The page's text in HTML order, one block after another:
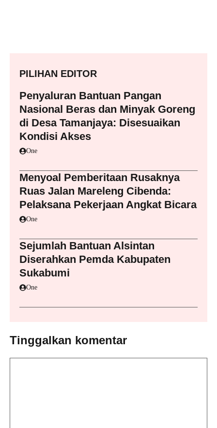
PILIHAN EDITOR
Penyaluran Bantuan Pangan
Nasional Beras dan Minyak Goreng
di Desa Tamanjaya: Disesuaikan
Kondisi Akses
One
Menyoal Pemberitaan Rusaknya
Ruas Jalan Mareleng Cibenda:
Pelaksana Pekerjaan Angkat Bicara
One
Sejumlah Bantuan Alsintan
Diserahkan Pemda Kabupaten
Sukabumi
One
Tinggalkan komentar